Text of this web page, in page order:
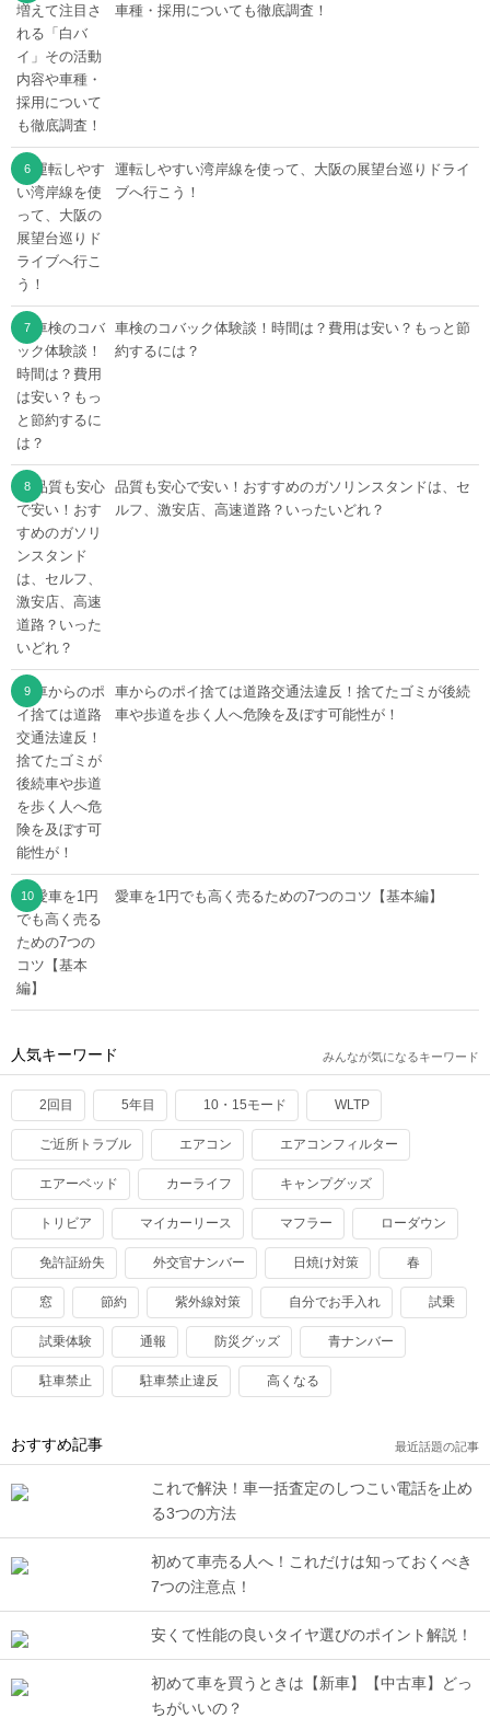
車種・採用についても徹底調査！
運転しやすい湾岸線を使って、大阪の展望台巡りドライ
ブへ行こう！
車検のコバック体験談！時間は？費用は安い？もっと節
約するには？
品質も安心で安い！おすすめのガソリンスタンドは、セ
ルフ、激安店、高速道路？いったいどれ？
車からのポイ捨ては道路交通法違反！捨てたゴミが後続
車や歩道を歩く人へ危険を及ぼす可能性が！
愛車を1円でも高く売るための7つのコツ【基本編】
人気キーワード みんなが気になるキーワード
2回目 5年目 10・15モード WLTP
ご近所トラブル エアコン エアコンフィルター
エアーベッド カーライフ キャンプグッズ
トリビア マイカーリース マフラー ローダウン
免許証紛失 外交官ナンバー 日焼け対策 春
窓 節約 紫外線対策 自分でお手入れ 試乗
試乗体験 通報 防災グッズ 青ナンバー
駐車禁止 駐車禁止違反 高くなる
おすすめ記事 最近話題の記事
これで解決！車一括査定のしつこい電話を止め
る3つの方法
初めて車売る人へ！これだけは知っておくべき
7つの注意点！
安くて性能の良いタイヤ選びのポイント解説！
初めて車を買うときは【新車】【中古車】どっ
ちがいいの？